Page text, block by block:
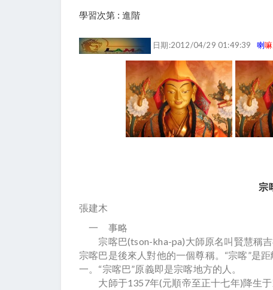
學習次第 : 進階
日期:2012/04/29 01:49:39喇嘛
宗
張建木
一 事略
宗喀巴(tson-kha-pa)大師原名叫賢慧稱吉
宗喀巴是後來人對他的一個尊稱。“宗喀”是
一。“宗喀巴”原義即是宗喀地方的人。
大師于1357年(元順帝至正十七年)降生于